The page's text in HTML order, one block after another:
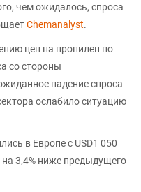
чем ожидалось, спроса
Chemanalyst.
цен на пропилен по
со стороны
падение спроса
ослабило ситуацию
в Европе с USD1 050
на 3,4% ниже предыдущего